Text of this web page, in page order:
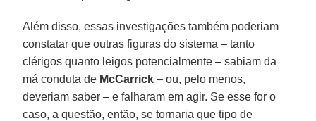
Além disso, essas investigações também poderiam
constatar que outras figuras do sistema – tanto
clérigos quanto leigos potencialmente – sabiam da
má conduta de McCarrick – ou, pelo menos,
deveriam saber – e falharam em agir. Se esse for o
caso, a questão, então, se tornaria que tipo de